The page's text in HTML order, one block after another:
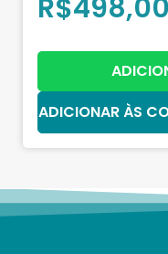
R$498,00
ADICIONAR ÀS